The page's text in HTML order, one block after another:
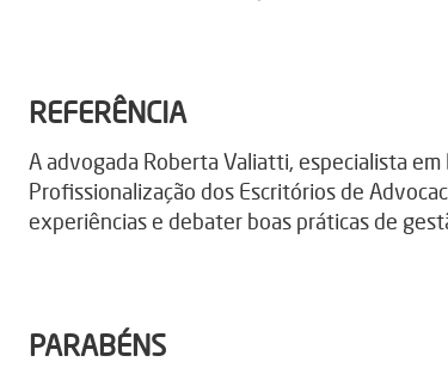
REFERÊNCIA
A advogada Roberta Valiatti, especialista
Profissionalização dos Escritórios de
experiências e debater boas práticas de
PARABÉNS